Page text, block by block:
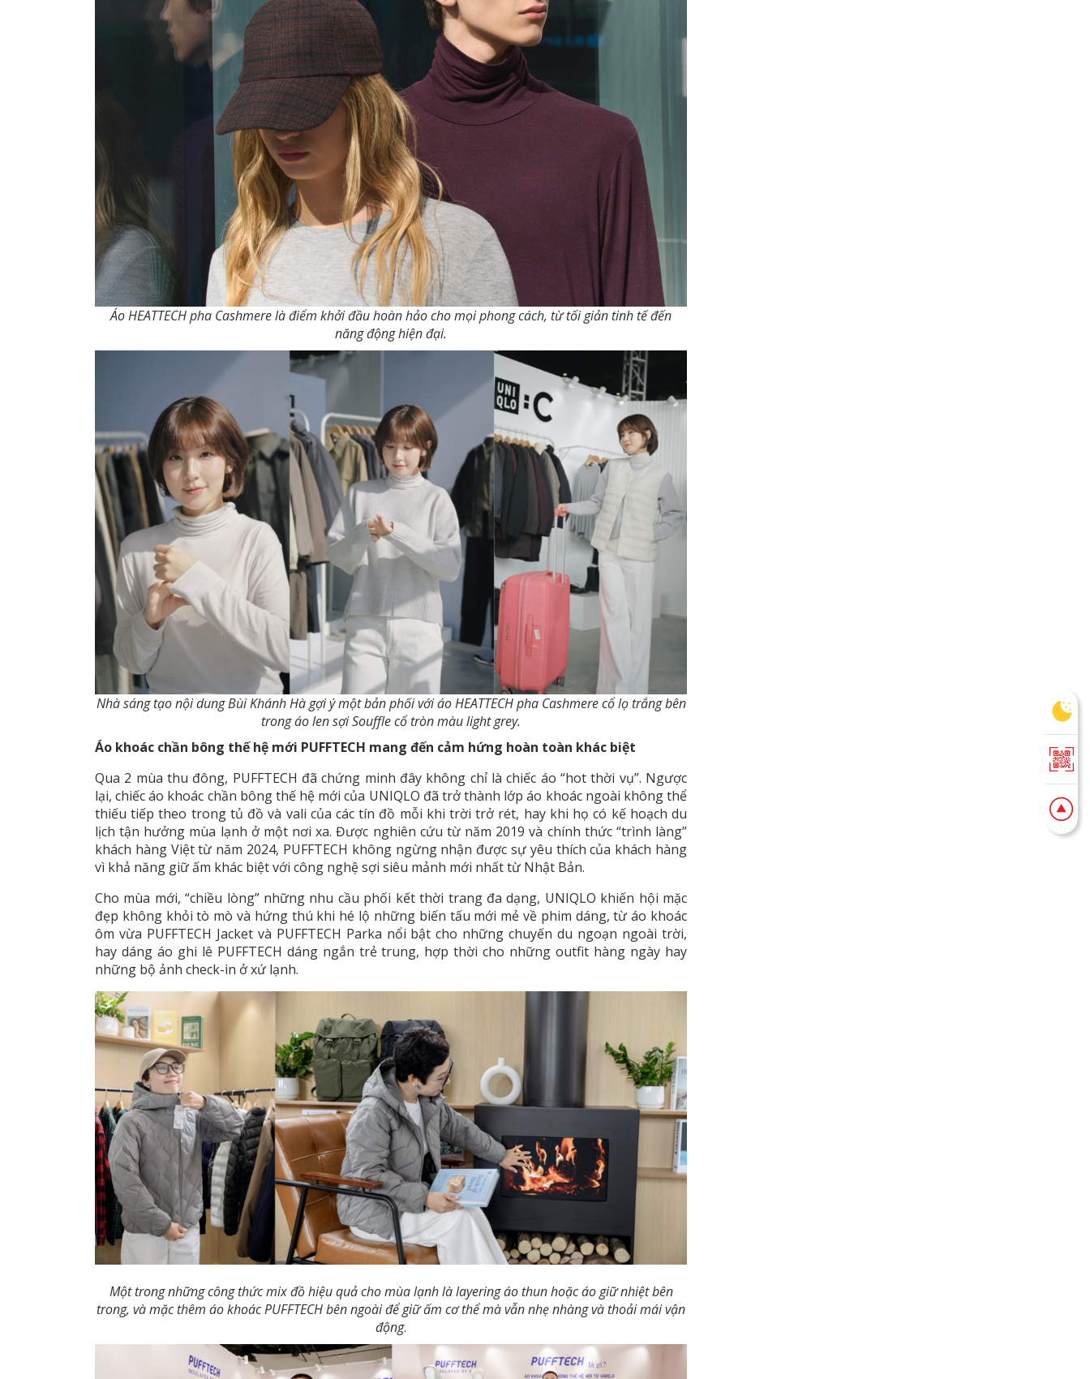
Áo HEATTECH pha Cashmere là điểm khởi đầu hoàn hảo cho mọi phong cách, từ tối giản tinh tế đến
năng động hiện đại.
Nhà sáng tạo nội dung Bùi Khánh Hà gợi ý một bản phối với áo HEATTECH pha Cashmere cổ lọ trắng bên
trong áo len sợi Souffle cổ tròn màu light grey.
Áo khoác chần bông thế hệ mới PUFFTECH mang đến cảm hứng hoàn toàn khác biệt
Qua 2 mùa thu đông, PUFFTECH đã chứng minh đây không chỉ là chiếc áo “hot thời vụ”. Ngược
lại, chiếc áo khoác chần bông thế hệ mới của UNIQLO đã trở thành lớp áo khoác ngoài không thể
thiếu tiếp theo trong tủ đồ và vali của các tín đồ mỗi khi trời trở rét, hay khi họ có kế hoạch du
lịch tận hưởng mùa lạnh ở một nơi xa. Được nghiên cứu từ năm 2019 và chính thức “trình làng”
khách hàng Việt từ năm 2024, PUFFTECH không ngừng nhận được sự yêu thích của khách hàng
vì khả năng giữ ấm khác biệt với công nghệ sợi siêu mảnh mới nhất từ Nhật Bản.
Cho mùa mới, “chiều lòng” những nhu cầu phối kết thời trang đa dạng, UNIQLO khiến hội mặc
đẹp không khỏi tò mò và hứng thú khi hé lộ những biến tấu mới mẻ về phim dáng, từ áo khoác
ôm vừa PUFFTECH Jacket và PUFFTECH Parka nổi bật cho những chuyến du ngoạn ngoài trời,
hay dáng áo ghi lê PUFFTECH dáng ngắn trẻ trung, hợp thời cho những outfit hàng ngày hay
những bộ ảnh check-in ở xứ lạnh.
Một trong những công thức mix đồ hiệu quả cho mùa lạnh là layering áo thun hoặc áo giữ nhiệt bên
trong, và mặc thêm áo khoác PUFFTECH bên ngoài để giữ ấm cơ thể mà vẫn nhẹ nhàng và thoải mái vận
động.